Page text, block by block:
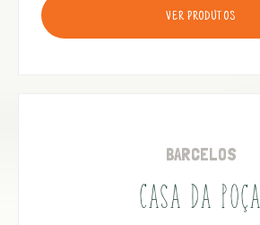
VER PRODUTOS
BARCELOS
CASA DA POÇA